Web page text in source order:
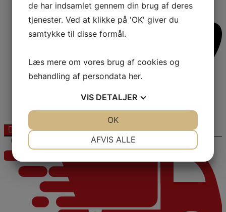
Mærker
de har indsamlet gennem din brug af deres
tjenester. Ved at klikke på 'OK' giver du
samtykke til disse formål.
Læs mere om vores brug af cookies og
behandling af persondata her.
VIS DETALJER
STATISTIK
AFVIS ALLE
OK